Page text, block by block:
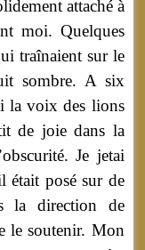
attaché à
moi. Quelques
traînaient sur le
sombre. A six
la voix des lions
de joie dans la
Je jetai
était posé sur de
la direction de
le soutenir. Mon